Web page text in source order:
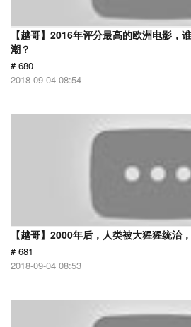
【越哥】2016年评分最高的欧洲电影，
潮？
# 680
2018-09-04 08:54
【越哥】2000年后，人类被大猩猩统治
# 681
2018-09-04 08:53